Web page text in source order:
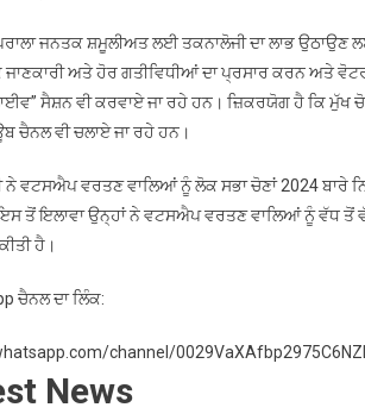
ਜਨਤਕ ਸ਼ਮੂਲੀਅਤ ਲਈ ਤਕਨਾਲੋਜੀ ਦਾ ਲਾਭ ਉਠਾਉਣ
ਅਤੇ ਹੋਰ ਗਤੀਵਿਧੀਆਂ ਦਾ ਪ੍ਰਸਾਰ ਕਰਨ ਅਤੇ
ਸੈਸ਼ਨ ਵੀ ਕਰਵਾਏ ਜਾ ਰਹੇ ਹਨ। ਜ਼ਿਕਰਯੋਗ ਹੈ ਕਿ ਮੁੱਖ
ਚੈਨਲ ਵੀ ਚਲਾਏ ਜਾ ਰਹੇ ਹਨ।
ਨੇ ਵਟਸਐਪ ਵਰਤਣ ਵਾਲਿਆਂ ਨੂੰ ਲੋਕ ਸਭਾ ਚੋਣਾਂ 2024
ਤੋਂ ਇਲਾਵਾ ਉਨ੍ਹਾਂ ਨੇ ਵਟਸਐਪ ਵਰਤਣ ਵਾਲਿਆਂ ਨੂੰ ਵੱਧ ਤੋਂ
ਹੈ।
ਚੈਨਲ ਦਾ ਲਿੰਕ:
channel/
News